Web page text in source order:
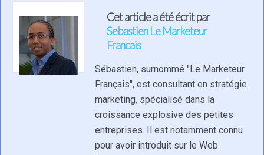
Cet article a été écrit par
Sebastien Le Marketeur
Francais
Sébastien, surnommé "Le Marketeur
Français", est consultant en stratégie
marketing, spécialisé dans la
croissance explosive des petites
entreprises. Il est notamment connu
pour avoir introduit sur le Web